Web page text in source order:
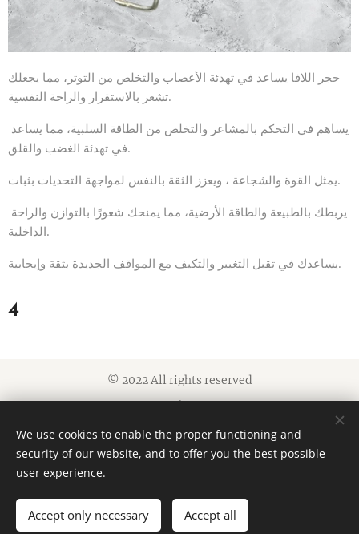
حجر اللافا يساعد في تهدئة الأعصاب والتخلص من التوتر، مما يجعلك
تشعر بالاستقرار والراحة النفسية.
في تهدئة الغضب والقلق.
يمثل القوة والشجاعة ، ويعزز الثقة بالنفس لمواجهة التحديات بثبات.
الداخلية.
يساعدك في تقبل التغيير والتكيف مع المواقف الجديدة بثقة وإيجابية.
4
ADD TO CART
© 2022 All rights reserved
Languages
American English
العربية
We use cookies to enable the proper functioning and
security of our website, and to offer you the best possible
user experience.
Accept only necessary Accept all